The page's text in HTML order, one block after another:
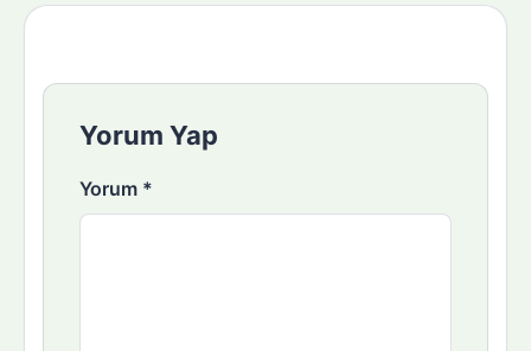
Yorum Yap
Yorum *